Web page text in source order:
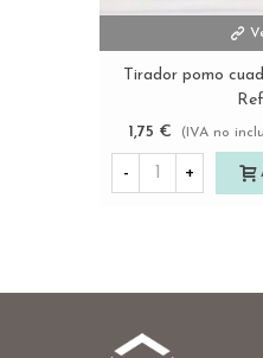
Tirador pomo
1,75 €
(IVA no
- +